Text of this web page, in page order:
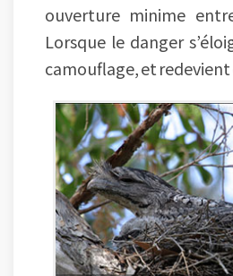
ouverture minime
Lorsque le danger
camouflage, et